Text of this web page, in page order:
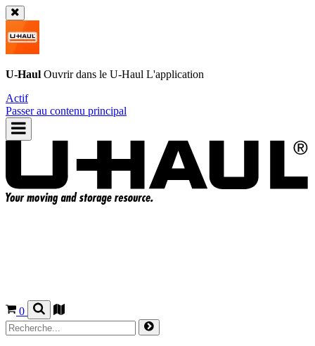
U-Haul Ouvrir dans le U-Haul L'application
Actif
Passer au contenu principal
0